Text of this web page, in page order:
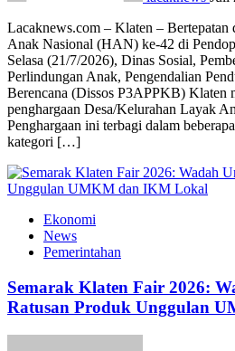
Lacaknews.com – Klaten – Bertepatan
Anak Nasional (HAN) ke-42 di
Selasa (21/7/2026), Dinas Sosial,
Perlindungan Anak, Pengendalian
Berencana (Dissos P3APPKB) Klaten
penghargaan Desa/Kelurahan Layak
Penghargaan ini terbagi dalam
kategori […]
Ekonomi
News
Pemerintahan
Semarak Klaten Fair 2026:
Ratusan Produk Unggulan